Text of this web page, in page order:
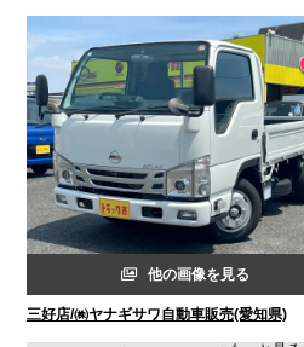
他の画像を見る
三好店/㈱ヤナギサワ自動車販売(愛知県)